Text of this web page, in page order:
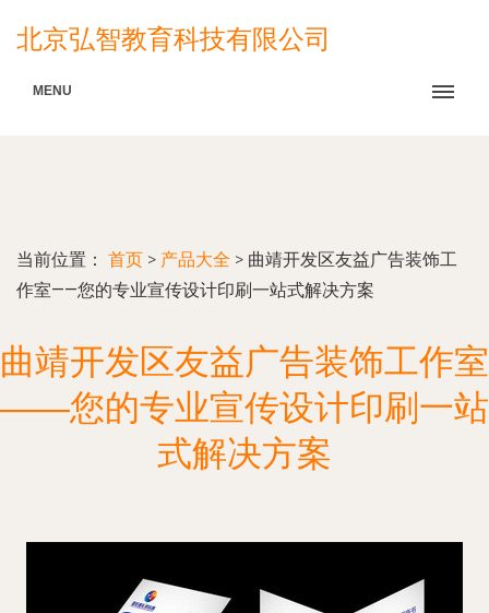
北京弘智教育科技有限公司
MENU
当前位置： 首页 > 产品大全 > 曲靖开发区友益广告装饰工
作室——您的专业宣传设计印刷一站式解决方案
曲靖开发区友益广告装饰工作室
——您的专业宣传设计印刷一站
式解决方案